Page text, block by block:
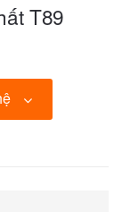
T89